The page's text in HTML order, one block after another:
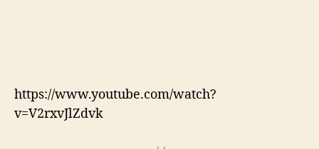
https://www.youtube.com/watch?
v=V2rxvJlZdvk